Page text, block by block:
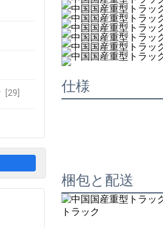
[29] 仕様
梱包と配送